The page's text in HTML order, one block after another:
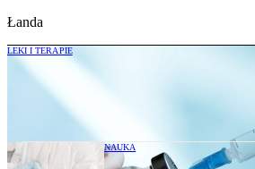
Łanda
LEKI I TERAPIE
Szczepionki przeciw
kilkanaście minut
NAUKA